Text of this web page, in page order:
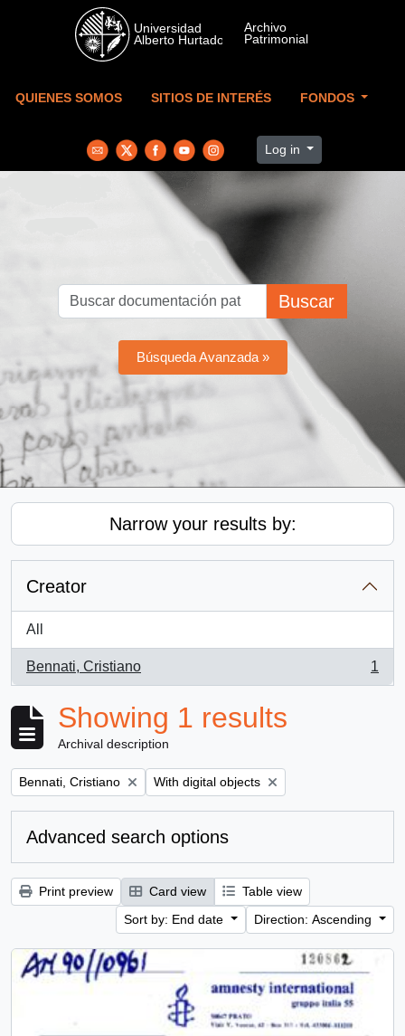
Skip to main content
QUIENES SOMOS SITIOS DE INTERÉS FONDOS
Log in
Buscar
Búsqueda Avanzada »
Narrow your results by:
Creator
All
Bennati, Cristiano
, 1 results
1
Showing 1 results
Archival description
Remove filter:
Bennati, Cristiano Remove filter:
With digital objects
Advanced search options
Print preview Card view
Table view
Sort by: End date
Direction: Ascending